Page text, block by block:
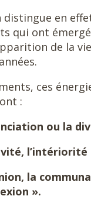
distingue en
qui ont
de la
ces
:
ou la
l’intériorité
la
».